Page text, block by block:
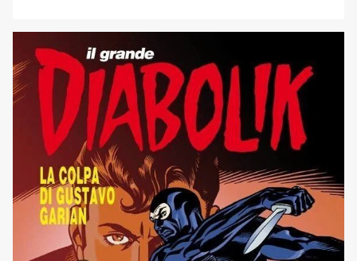
Hanno stravolto tutto!!' C'è solo un piccolo problema da
attribuire a questa presunta critica: la fedeltà integrale al
fumetto non [']